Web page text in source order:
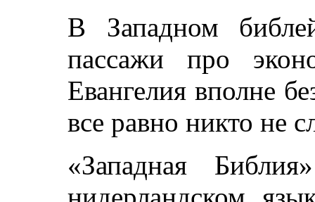
В Западном
пассажи про
Евангелия вполне
все равно никто не
«Западная